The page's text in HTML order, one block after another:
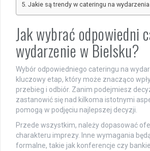
Jakie są trendy w cateringu na
Jak wybrać odpowiedni
wydarzenie w Bielsku?
Wybór odpowiedniego cateringu na
kluczowy etap, który może znacząco
przebieg i odbiór. Zanim podejmiesz
zastanowić się nad kilkoma istotnymi
pomogą w podjęciu najlepszej decyzji.
Przede wszystkim, należy dopasować
charakteru imprezy. Inne wymagania
formalne, takie jak konferencje czy